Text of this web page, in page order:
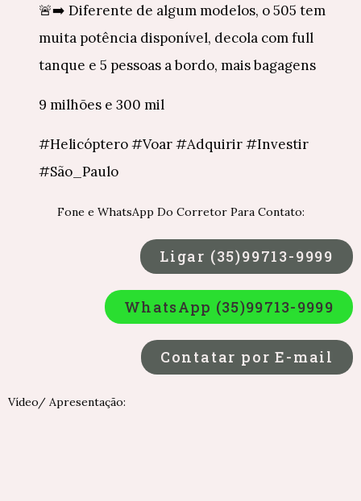
🚨➡️ Diferente de algum modelos, o 505 tem
muita potência disponível, decola com full
tanque e 5 pessoas a bordo, mais bagagens
9 milhões e 300 mil
#Helicóptero #Voar #Adquirir #Investir
#São_Paulo
Fone e WhatsApp Do Corretor Para Contato:
Ligar (35)99713-9999
WhatsApp (35)99713-9999
Contatar por E-mail
Vídeo/ Apresentação: